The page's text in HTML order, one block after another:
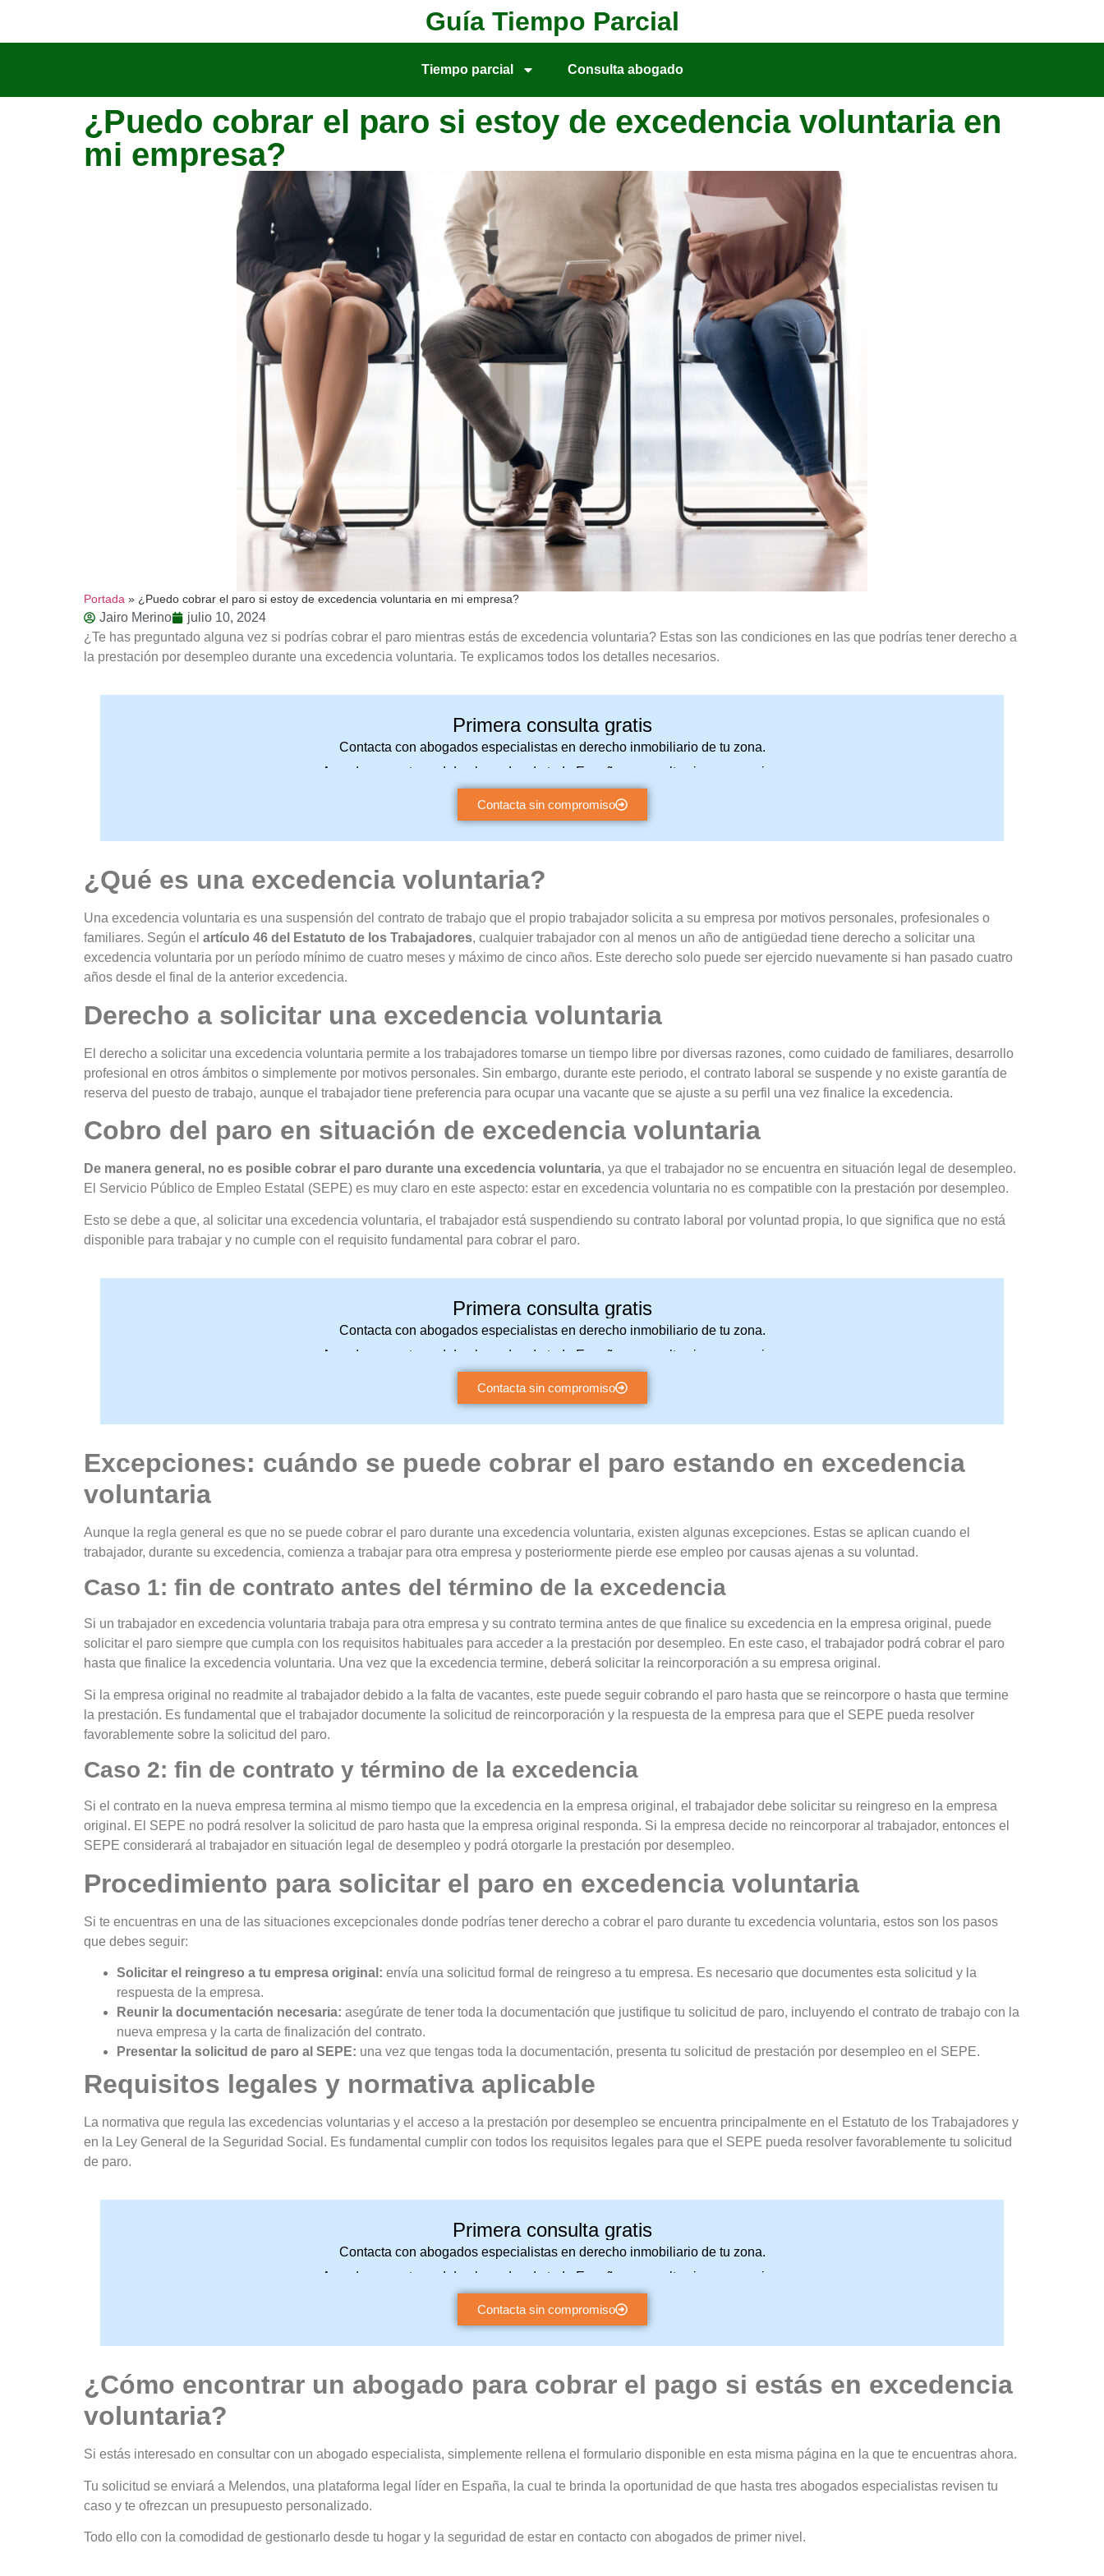
Guía Tiempo Parcial
Tiempo parcial Consulta abogado
¿Puedo cobrar el paro si estoy de excedencia voluntaria en
mi empresa?
Portada » ¿Puedo cobrar el paro si estoy de excedencia voluntaria en mi empresa?
Jairo Merino
julio 10, 2024
¿Te has preguntado alguna vez si podrías cobrar el paro mientras estás de excedencia voluntaria? Estas son las condiciones en las que podrías tener derecho a
la prestación por desempleo durante una excedencia voluntaria. Te explicamos todos los detalles necesarios.
Primera consulta gratis
Contacta con abogados especialistas en derecho inmobiliario de tu zona.
Accede a nuestra red de abogados de toda España y consulta sin compromiso.
Contacta sin compromiso
¿Qué es una excedencia voluntaria?
Una excedencia voluntaria es una suspensión del contrato de trabajo que el propio trabajador solicita a su empresa por motivos personales, profesionales o
familiares. Según el artículo 46 del Estatuto de los Trabajadores, cualquier trabajador con al menos un año de antigüedad tiene derecho a solicitar una
excedencia voluntaria por un período mínimo de cuatro meses y máximo de cinco años. Este derecho solo puede ser ejercido nuevamente si han pasado cuatro
años desde el final de la anterior excedencia.
Derecho a solicitar una excedencia voluntaria
El derecho a solicitar una excedencia voluntaria permite a los trabajadores tomarse un tiempo libre por diversas razones, como cuidado de familiares, desarrollo
profesional en otros ámbitos o simplemente por motivos personales. Sin embargo, durante este periodo, el contrato laboral se suspende y no existe garantía de
reserva del puesto de trabajo, aunque el trabajador tiene preferencia para ocupar una vacante que se ajuste a su perfil una vez finalice la excedencia.
Cobro del paro en situación de excedencia voluntaria
De manera general, no es posible cobrar el paro durante una excedencia voluntaria, ya que el trabajador no se encuentra en situación legal de desempleo.
El Servicio Público de Empleo Estatal (SEPE) es muy claro en este aspecto: estar en excedencia voluntaria no es compatible con la prestación por desempleo.
Esto se debe a que, al solicitar una excedencia voluntaria, el trabajador está suspendiendo su contrato laboral por voluntad propia, lo que significa que no está
disponible para trabajar y no cumple con el requisito fundamental para cobrar el paro.
Primera consulta gratis
Contacta con abogados especialistas en derecho inmobiliario de tu zona.
Accede a nuestra red de abogados de toda España y consulta sin compromiso.
Contacta sin compromiso
Excepciones: cuándo se puede cobrar el paro estando en excedencia
voluntaria
Aunque la regla general es que no se puede cobrar el paro durante una excedencia voluntaria, existen algunas excepciones. Estas se aplican cuando el
trabajador, durante su excedencia, comienza a trabajar para otra empresa y posteriormente pierde ese empleo por causas ajenas a su voluntad.
Caso 1: fin de contrato antes del término de la excedencia
Si un trabajador en excedencia voluntaria trabaja para otra empresa y su contrato termina antes de que finalice su excedencia en la empresa original, puede
solicitar el paro siempre que cumpla con los requisitos habituales para acceder a la prestación por desempleo. En este caso, el trabajador podrá cobrar el paro
hasta que finalice la excedencia voluntaria. Una vez que la excedencia termine, deberá solicitar la reincorporación a su empresa original.
Si la empresa original no readmite al trabajador debido a la falta de vacantes, este puede seguir cobrando el paro hasta que se reincorpore o hasta que termine
la prestación. Es fundamental que el trabajador documente la solicitud de reincorporación y la respuesta de la empresa para que el SEPE pueda resolver
favorablemente sobre la solicitud del paro.
Caso 2: fin de contrato y término de la excedencia
Si el contrato en la nueva empresa termina al mismo tiempo que la excedencia en la empresa original, el trabajador debe solicitar su reingreso en la empresa
original. El SEPE no podrá resolver la solicitud de paro hasta que la empresa original responda. Si la empresa decide no reincorporar al trabajador, entonces el
SEPE considerará al trabajador en situación legal de desempleo y podrá otorgarle la prestación por desempleo.
Procedimiento para solicitar el paro en excedencia voluntaria
Si te encuentras en una de las situaciones excepcionales donde podrías tener derecho a cobrar el paro durante tu excedencia voluntaria, estos son los pasos
que debes seguir:
Solicitar el reingreso a tu empresa original: envía una solicitud formal de reingreso a tu empresa. Es necesario que documentes esta solicitud y la
respuesta de la empresa.
Reunir la documentación necesaria: asegúrate de tener toda la documentación que justifique tu solicitud de paro, incluyendo el contrato de trabajo con la
nueva empresa y la carta de finalización del contrato.
Presentar la solicitud de paro al SEPE: una vez que tengas toda la documentación, presenta tu solicitud de prestación por desempleo en el SEPE.
Requisitos legales y normativa aplicable
La normativa que regula las excedencias voluntarias y el acceso a la prestación por desempleo se encuentra principalmente en el Estatuto de los Trabajadores y
en la Ley General de la Seguridad Social. Es fundamental cumplir con todos los requisitos legales para que el SEPE pueda resolver favorablemente tu solicitud
de paro.
Primera consulta gratis
Contacta con abogados especialistas en derecho inmobiliario de tu zona.
Accede a nuestra red de abogados de toda España y consulta sin compromiso.
Contacta sin compromiso
¿Cómo encontrar un abogado para cobrar el pago si estás en excedencia
voluntaria?
Si estás interesado en consultar con un abogado especialista, simplemente rellena el formulario disponible en esta misma página en la que te encuentras ahora.
Tu solicitud se enviará a Melendos, una plataforma legal líder en España, la cual te brinda la oportunidad de que hasta tres abogados especialistas revisen tu
caso y te ofrezcan un presupuesto personalizado.
Todo ello con la comodidad de gestionarlo desde tu hogar y la seguridad de estar en contacto con abogados de primer nivel.